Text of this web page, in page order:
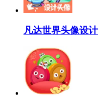
凡达世界头像设计